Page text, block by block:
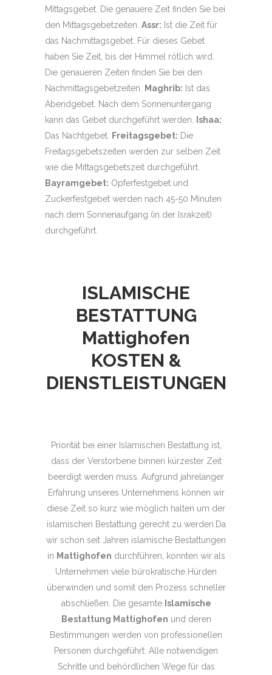
Mittagsgebet. Die genauere Zeit finden Sie bei
den Mittagsgebetzeiten. Assr: Ist die Zeit für
das Nachmittagsgebet. Für dieses Gebet
haben Sie Zeit, bis der Himmel rötlich wird.
Die genaueren Zeiten finden Sie bei den
Nachmittagsgebetzeiten.
Maghrib: Ist das
Abendgebet. Nach dem Sonnenuntergang
kann das Gebet durchgeführt werden.
Ishaa:
Das Nachtgebet.
Freitagsgebet: Die
Freitagsgebetszeiten werden zur selben Zeit
wie die Mittagsgebetszeit durchgeführt.
Bayramgebet: Opferfestgebet und
Zuckerfestgebet werden nach 45-50 Minuten
nach dem Sonnenaufgang (in der Israkzeit)
durchgeführt.
ISLAMISCHE
BESTATTUNG
Mattighofen
KOSTEN &
DIENSTLEISTUNGEN
Priorität bei einer Islamischen Bestattung ist,
dass der Verstorbene binnen kürzester Zeit
beerdigt werden muss. Aufgrund jahrelanger
Erfahrung unseres Unternehmens können wir
diese Zeit so kurz wie möglich halten um der
islamischen Bestattung gerecht zu werden.Da
wir schon seit Jahren islamische Bestattungen
in Mattighofen durchführen, konnten wir als
Unternehmen viele bürokratische Hürden
überwinden und somit den Prozess schneller
abschließen. Die gesamte Islamische
Bestattung Mattighofen und deren
Bestimmungen werden von professionellen
Personen durchgeführt. Alle notwendigen
Schritte und behördlichen Wege für das